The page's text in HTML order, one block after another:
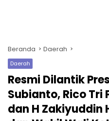
Beranda Daerah
Daerah
Resmi Dilantik
Subianto, Rico Tri
dan H Zakiyuddin